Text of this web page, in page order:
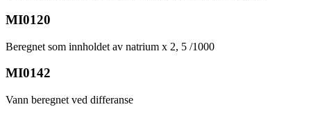
MI0120
Beregnet som innholdet av natrium x 2, 5 /1000
MI0142
Vann beregnet ved differanse